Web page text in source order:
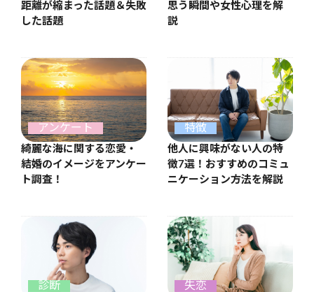
距離が縮まった話題＆失敗
した話題
思う瞬間や女性心理を解
説
アンケート
綺麗な海に関する恋愛・
結婚のイメージをアンケー
ト調査！
特徴
他人に興味がない人の特
徴7選！おすすめのコミュ
ニケーション方法を解説
診断 失恋